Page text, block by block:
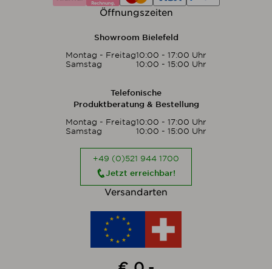
Öffnungszeiten
Showroom Bielefeld
Montag - Freitag10:00 - 17:00 Uhr
Samstag
10:00 - 15:00 Uhr
Telefonische
Produktberatung & Bestellung
Montag - Freitag10:00 - 17:00 Uhr
Samstag
10:00 - 15:00 Uhr
+49 (0)521 944 1700
Jetzt erreichbar!
Versandarten